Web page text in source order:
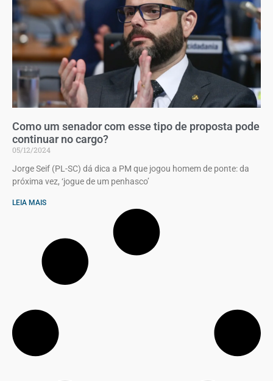
Como um senador com esse tipo de proposta pode
continuar no cargo?
05/12/2024
Jorge Seif (PL-SC) dá dica a PM que jogou homem de ponte: da
próxima vez, ‘jogue de um penhasco’
LEIA MAIS